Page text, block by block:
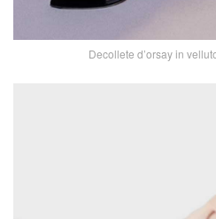
Decollete d’orsay in